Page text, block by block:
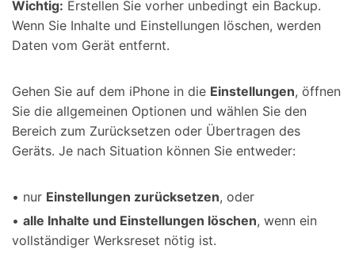
Wichtig: Erstellen Sie vorher unbedingt ein Backup.
Wenn Sie Inhalte und Einstellungen löschen, werden
Daten vom Gerät entfernt.
Gehen Sie auf dem iPhone in die Einstellungen, öffnen
Sie die allgemeinen Optionen und wählen Sie den
Bereich zum Zurücksetzen oder Übertragen des
Geräts. Je nach Situation können Sie entweder:
• nur Einstellungen zurücksetzen, oder
• alle Inhalte und Einstellungen löschen, wenn ein
vollständiger Werksreset nötig ist.